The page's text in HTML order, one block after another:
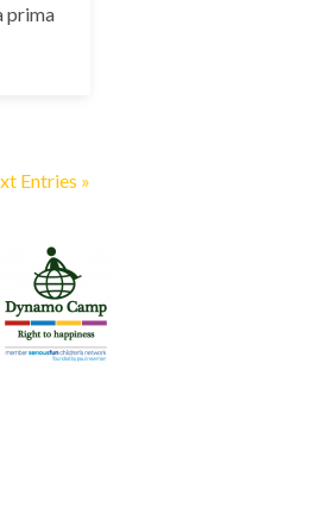
prima
Entries »